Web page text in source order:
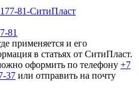
81
применяется и его
в статьях от СитиПласт.
оформить по телефону +7
37 или отправить на почту